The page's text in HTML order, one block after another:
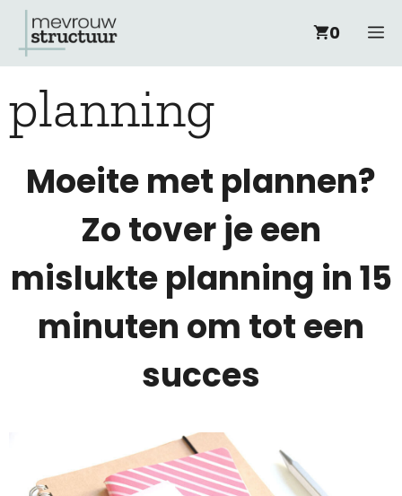
naar
inhoud
0
planning
Moeite met plannen?
Zo tover je een
mislukte planning in 15
minuten om tot een
succes